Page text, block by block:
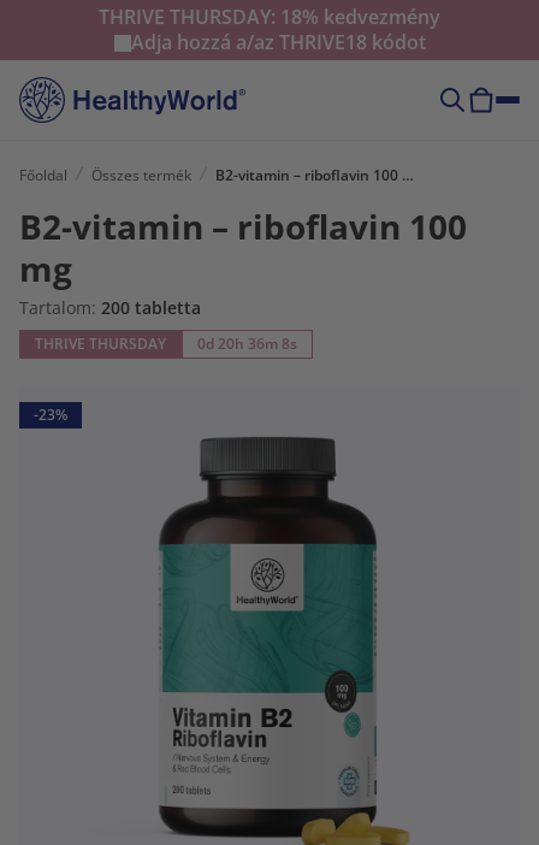
THRIVE THURSDAY: 18% kedvezmény
Adja hozzá a/az THRIVE18 kódot
Főoldal Összes termék B2-vitamin – riboflavin 100 mg
B2-vitamin – riboflavin 100
mg
Tartalom: 200 tabletta
THRIVE THURSDAY 0d 20h 36m 7s
-23%